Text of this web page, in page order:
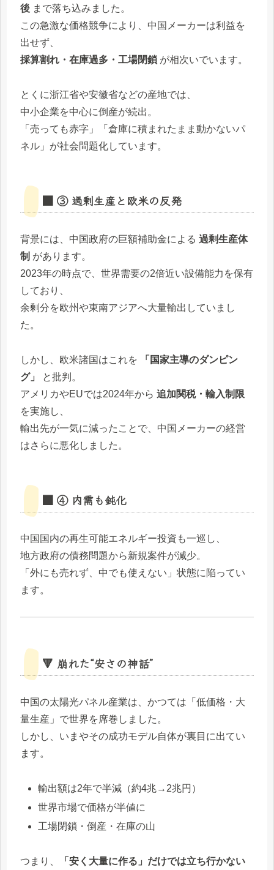
後 まで落ち込みました。
この急激な価格競争により、中国メーカーは利益を
出せず、
採算割れ・在庫過多・工場閉鎖 が相次いでいます。
とくに浙江省や安徽省などの産地では、
中小企業を中心に倒産が続出。
「売っても赤字」「倉庫に積まれたまま動かないパ
ネル」が社会問題化しています。
■ ③ 過剰生産と欧米の反発
背景には、中国政府の巨額補助金による 過剰生産体
制 があります。
2023年の時点で、世界需要の2倍近い設備能力を保有
しており、
余剰分を欧州や東南アジアへ大量輸出していまし
た。
しかし、欧米諸国はこれを
「国家主導のダンピン
グ」
と批判。
アメリカやEUでは2024年から 追加関税・輸入制限
を実施し、
輸出先が一気に減ったことで、中国メーカーの経営
はさらに悪化しました。
■ ④ 内需も鈍化
中国国内の再生可能エネルギー投資も一巡し、
地方政府の債務問題から新規案件が減少。
「外にも売れず、中でも使えない」状態に陥ってい
ます。
🔻 崩れた“安さの神話”
中国の太陽光パネル産業は、かつては「低価格・大
量生産」で世界を席巻しました。
しかし、いまやその成功モデル自体が裏目に出てい
ます。
輸出額は2年で半減（約4兆→2兆円）
世界市場で価格が半値に
工場閉鎖・倒産・在庫の山
つまり、
「安く大量に作る」だけでは立ち行かない